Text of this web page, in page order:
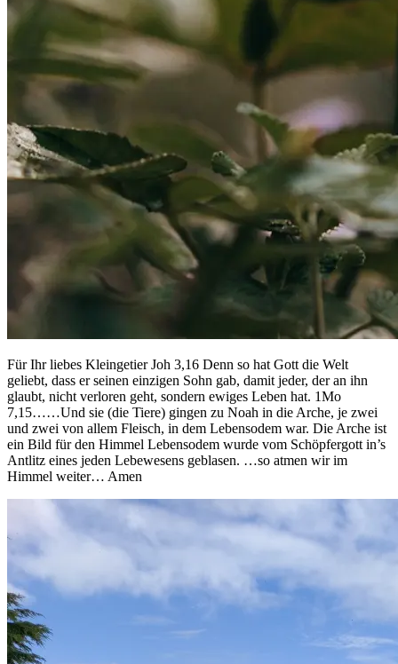
Für Ihr liebes Kleingetier Joh 3,16 Denn so hat Gott die Welt
geliebt, dass er seinen einzigen Sohn gab, damit jeder, der an ihn
glaubt, nicht verloren geht, sondern ewiges Leben hat. 1Mo
7,15……Und sie (die Tiere) gingen zu Noah in die Arche, je zwei
und zwei von allem Fleisch, in dem Lebensodem war. Die Arche ist
ein Bild für den Himmel Lebensodem wurde vom Schöpfergott in’s
Antlitz eines jeden Lebewesens geblasen. …so atmen wir im
Himmel weiter… Amen